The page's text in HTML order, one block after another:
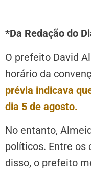
*Da Redação do
O prefeito David
horário da
prévia indicava
dia 5 de agosto.
No entanto,
políticos. Entre os
disso, o prefeito